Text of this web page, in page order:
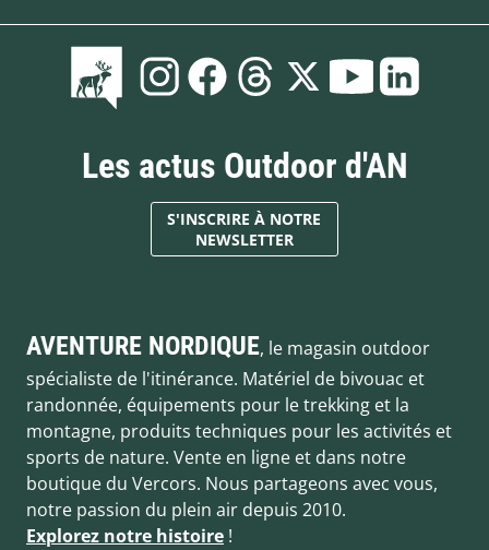
Les actus Outdoor d'AN
S'INSCRIRE À NOTRE
NEWSLETTER
AVENTURE NORDIQUE, le magasin outdoor
spécialiste de l'itinérance. Matériel de bivouac et
randonnée, équipements pour le trekking et la
montagne, produits techniques pour les activités et
sports de nature. Vente en ligne et dans notre
boutique du Vercors. Nous partageons avec vous,
notre passion du plein air depuis 2010.
Explorez notre histoire !